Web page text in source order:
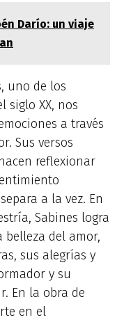
Darío: un viaje
uno de los
siglo XX, nos
a través
Sus versos
reflexionar
a la vez. En
Sabines logra
del amor,
sus alegrías y
y su
En la obra de
en el